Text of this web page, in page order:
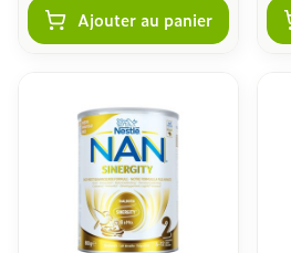
Ajouter au panier